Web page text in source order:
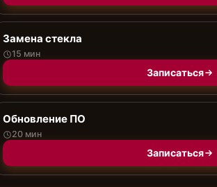
Замена стекла
15 мин
Записаться
Обновление ПО
20 мин
Записаться